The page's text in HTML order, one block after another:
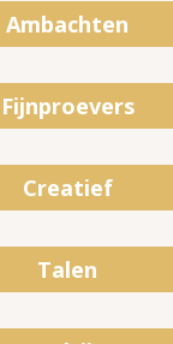
Ambachten
Fijnproevers
Creatief
Talen